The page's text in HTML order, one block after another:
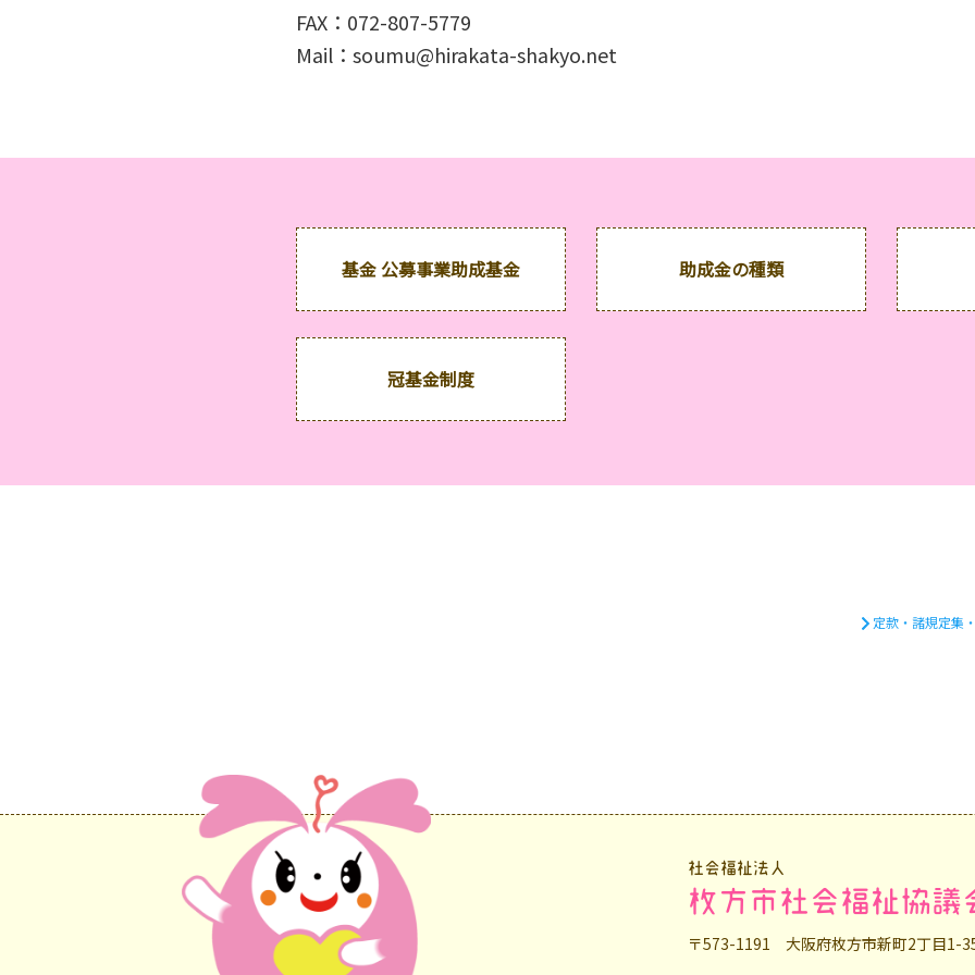
FAX：072-807-5779
Mail： soumu@hirakata-shakyo.net
基金 公募事業助成基金 助成金の種類
冠基金制度
定款・諸規定集
社会福祉法人
枚方市社会福祉協議
〒573-1191 大阪府枚方市新町2丁目